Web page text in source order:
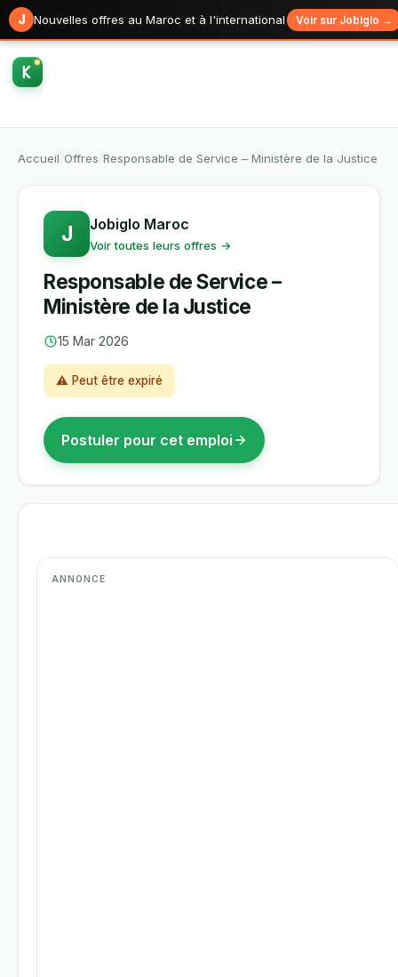
J Nouvelles offres au Maroc et à l'international Voir sur Jobiglo →
Accueil Offres Responsable de Service – Ministère de la Justice
J Jobiglo Maroc
Voir toutes leurs offres →
Responsable de Service –
Ministère de la Justice
15 Mar 2026
⚠ Peut être expiré
Postuler pour cet emploi